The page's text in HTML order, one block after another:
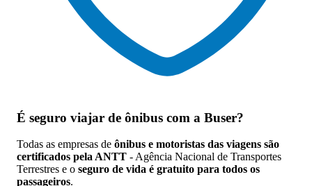
É seguro viajar de ônibus com a Buser?
Todas as empresas de ônibus e motoristas das viagens são
certificados pela ANTT - Agência Nacional de Transportes
Terrestres e o seguro de vida é gratuito para todos os
passageiros.